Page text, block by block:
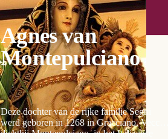
Agnes van
Montepulciano
Deze dochter van de rijke familie Segni
werd geboren in 1268 in Gracciano, Vecchio
dichtbij Montepulciano, in het Italiaanse